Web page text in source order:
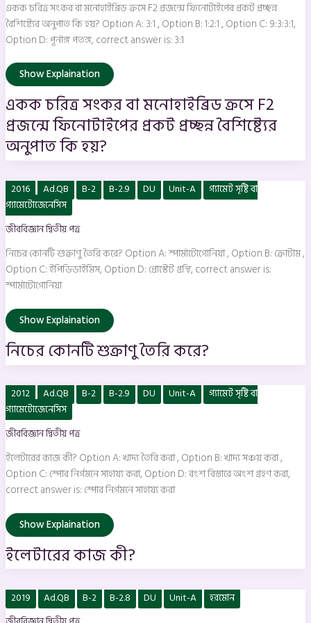
একক চরিত্র সংকর বা মনোহাইব্রিড ক্রসে F2 প্রজন্মে ফিনোটাইপের প্রকট প্রচ্ছন্ন
বৈশিষ্ট্যের অনুপাত কি হয়? Option A: 3:1 , Option B: 1:2:1 , Option C: 9:3:3:1,
Option D: পূর্নাঙ্গ পতঙ্গ, correct answer is: 3:1
ক্রসে
F2
প্রজন্মে
ফিনোটাইপের
প্রকট
বৈশিষ্ট্যের
অনুপাত
কি
হয়?
Show Explaination
একক চরিত্র সংকর বা মনোহাইব্রিড ক্রসে F2
প্রজন্মে ফিনোটাইপের প্রকট প্রচ্ছন্ন বৈশিষ্ট্যের
অনুপাত কি হয়?
2016 Ad.QB B-2 B-2.9 DU Unit-A
গ্যামেট সৃষ্টি বা
গ্যামেটোজেনেসিস
জীববিজ্ঞান দ্বিতীয় পত্র
নিচের কোনটি শুক্রাণু তৈরি করে? Option A: স্পার্মাটোগােনিয়া , Option B: ক্রোটাম ,
Option C: ইপিডিডাইমিস, Option D: প্রােস্টেট গ্রন্থি, correct answer is:
স্পার্মাটোগােনিয়া
নিচের
কোনটি
শুক্রাণু
তৈরি
করে?
Show Explaination
নিচের কোনটি শুক্রাণু তৈরি করে?
2012 Ad.QB B-2 B-2.9 DU Unit-A
গ্যামেট সৃষ্টি বা
গ্যামেটোজেনেসিস
জীববিজ্ঞান দ্বিতীয় পত্র
ইলেটারের কাজ কী? Option A: খাদ্য তৈরি করা , Option B: খাদ্য সঞ্চয় করা ,
Option C: স্পোর নির্গমনে সাহায্য করা, Option D: বংশ বিস্তারে অংশ গ্রহণ করা,
correct answer is: স্পোর নির্গমনে সাহায্য করা
ইলেটারের
কাজ
কী?
Show Explaination
ইলেটারের কাজ কী?
2019 Ad.QB B-2 B-2.8 DU Unit-A
হরমোন
কোন
হরমােনের
উৎস